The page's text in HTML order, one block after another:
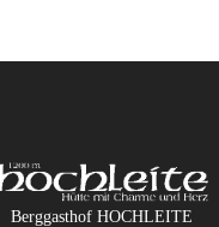
Berggasthof HOCHLEITE